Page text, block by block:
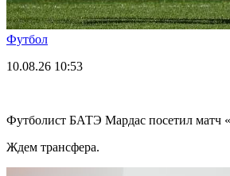
Футбол
10.08.26 10:53
Футболист БАТЭ Мардас посетил матч
Ждем трансфера.